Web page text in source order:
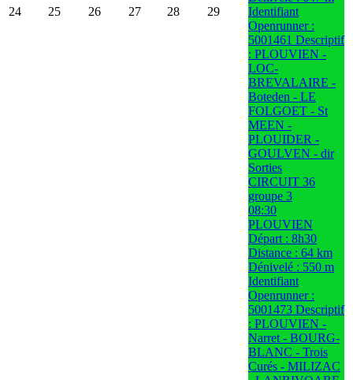
24 25 26 27 28 29
Identifiant
Openrunner :
5001461 Descriptif
: PLOUVIEN -
LOC-
BREVALAIRE -
Boteden - LE
FOLGOET - St
MEEN -
PLOUIDER -
GOULVEN - dir
Sorties
CIRCUIT 36
groupe 3
08:30
PLOUVIEN
Départ : 8h30
Distance : 64 km
Dénivelé : 550 m
Identifiant
Openrunner :
5001473 Descriptif
: PLOUVIEN -
Narret - BOURG-
BLANC - Trois
Curés - MILIZAC